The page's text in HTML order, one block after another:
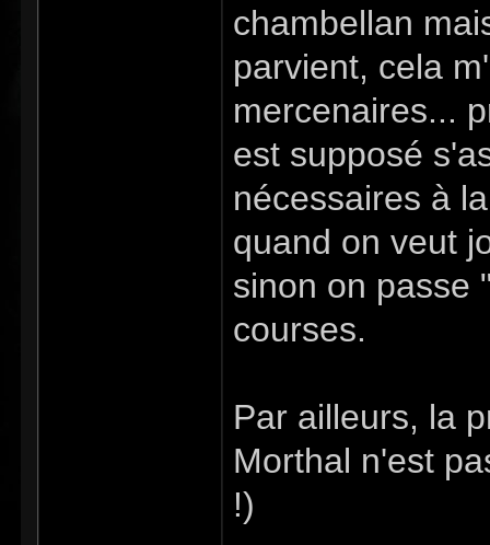
chambellan
parvient, cela
mercenaires...
est supposé
nécessaires à
quand on veut
sinon on passe
courses.
Par ailleurs, la
Morthal n'est
!)